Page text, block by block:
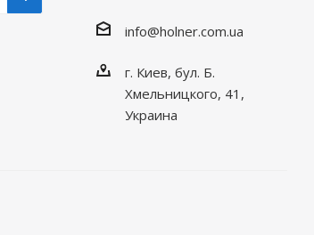
info@holner.com.ua
г. Киев, бул. Б.
Хмельницкого, 41,
Украина